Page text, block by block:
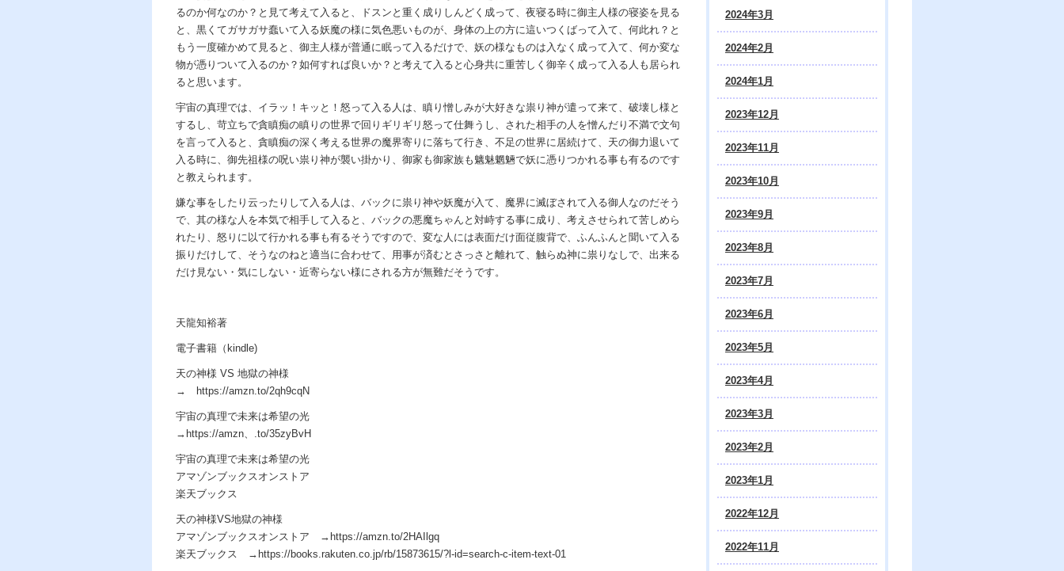
著、天の神様ｖｓ地獄の神様、宇宙の真理で未来は希望の光、こ
の世で天国 あの世で天国。
るのか何なのか？と見て考えて入ると、ドスンと重く成りしんどく成って、夜寝る時に御主人様の寝姿を見る
と、黒くてガサガサ蠢いて入る妖魔の様に気色悪いものが、身体の上の方に這いつくばって入て、何此れ？と
もう一度確かめて見ると、御主人様が普通に眠って入るだけで、妖の様なものは入なく成って入て、何か変な
物が憑りついて入るのか？如何すれば良いか？と考えて入ると心身共に重苦しく御辛く成って入る人も居られ
ると思います。
宇宙の真理では、イラッ！キッと！怒って入る人は、瞋り憎しみが大好きな祟り神が遣って来て、破壊し様と
するし、苛立ちで貪瞋痴の瞋りの世界で回りギリギリ怒って仕舞うし、された相手の人を憎んだり不満で文句
を言って入ると、貪瞋痴の深く考える世界の魔界寄りに落ちて行き、不足の世界に居続けて、天の御力退いて
入る時に、御先祖様の呪い祟り神が襲い掛かり、御家も御家族も魑魅魍魎で妖に憑りつかれる事も有るのです
と教えられます。
嫌な事をしたり云ったりして入る人は、バックに祟り神や妖魔が入て、魔界に滅ぼされて入る御人なのだそう
で、其の様な人を本気で相手して入ると、バックの悪魔ちゃんと対峙する事に成り、考えさせられて苦しめら
れたり、怒りに以て行かれる事も有るそうですので、変な人には表面だけ面従腹背で、ふんふんと聞いて入る
振りだけして、そうなのねと適当に合わせて、用事が済むとさっさと離れて、触らぬ神に祟りなしで、出来る
だけ見ない・気にしない・近寄らない様にされる方が無難だそうです。
天龍知裕著
電子書籍（kindle)
天の神様 VS 地獄の神様
→ https://amzn.to/2qh9cqN
宇宙の真理で未来は希望の光
→https://amzn、.to/35zyBvH
宇宙の真理で未来は希望の光
アマゾンブックスオンストア
楽天ブックス
天の神様VS地獄の神様
アマゾンブックスオンストア →https://amzn.to/2HAIlgq
楽天ブックス →https://books.rakuten.co.jp/rb/15873615/?l-id=search-c-item-text-01
2024年3月
2024年2月
2024年1月
2023年12月
2023年11月
2023年10月
2023年9月
2023年8月
2023年7月
2023年6月
2023年5月
2023年4月
2023年3月
2023年2月
2023年1月
2022年12月
2022年11月